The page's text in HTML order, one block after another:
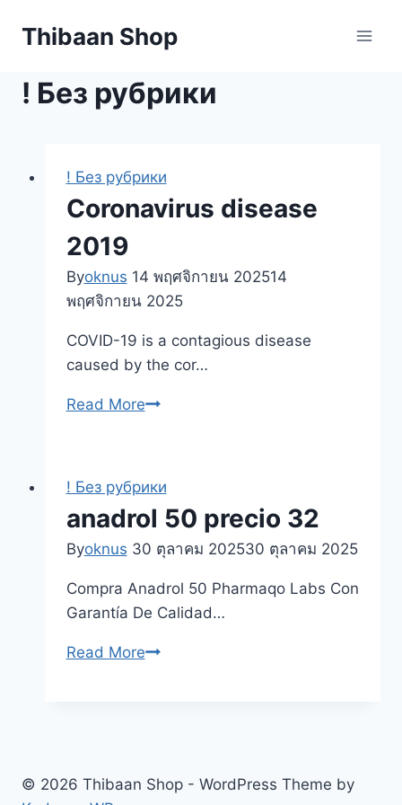
Thibaan Shop
! Без рубрики
! Без рубрики
Coronavirus disease
2019
Byoknus 14 พฤศจิกายน 202514
พฤศจิกายน 2025
COVID-19 is a contagious disease
caused by the cor…
Read MoreCoronavirus
! Без рубрики
anadrol 50 precio 32
Byoknus 30 ตุลาคม 202530 ตุลาคม 2025
Compra Anadrol 50 Pharmaqo Labs Con
Garantía De Calidad…
Read Moreanadrol
© 2026 Thibaan Shop - WordPress Theme by